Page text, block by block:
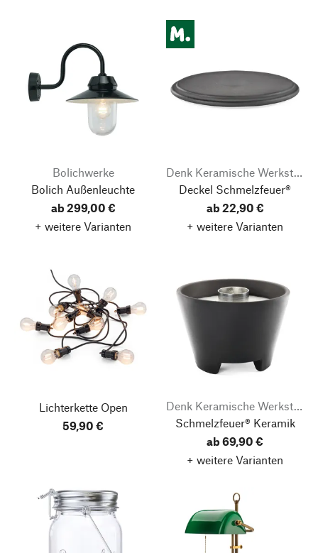
Bolichwerke
Bolich Außenleuchte
ab 299,00 €
+ weitere Varianten
Denk Keramische Werkstätten
Deckel Schmelzfeuer®
ab 22,90 €
+ weitere Varianten
Lichterkette Open
59,90 €
Denk Keramische Werkstätten
Schmelzfeuer® Keramik
ab 69,90 €
+ weitere Varianten